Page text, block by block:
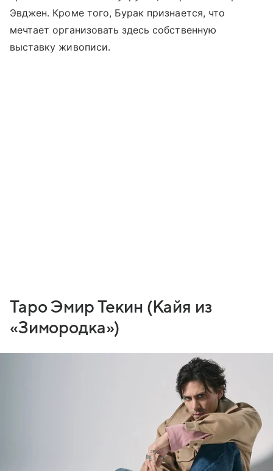
Эвджен. Кроме того, Бурак признается, что
мечтает организовать здесь собственную
выставку живописи.
Таро Эмир Текин (Кайя из
«Зимородка»)